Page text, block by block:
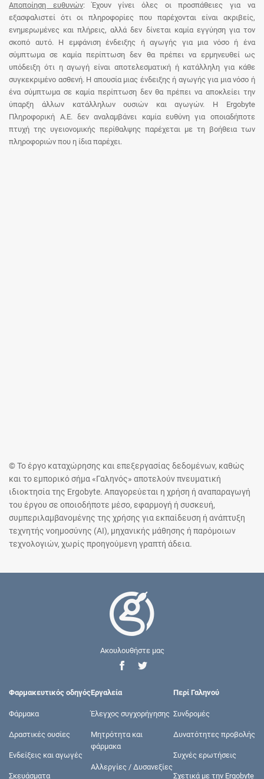
Αποποίηση ευθυνών: Έχουν γίνει όλες οι προσπάθειες για να
εξασφαλιστεί ότι οι πληροφορίες που παρέχονται είναι ακριβείς,
ενημερωμένες και πλήρεις, αλλά δεν δίνεται καμία εγγύηση για τον
σκοπό αυτό. Η εμφάνιση ένδειξης ή αγωγής για μια νόσο ή ένα
σύμπτωμα σε καμία περίπτωση δεν θα πρέπει να ερμηνευθεί ως
υπόδειξη ότι η αγωγή είναι αποτελεσματική ή κατάλληλη για κάθε
συγκεκριμένο ασθενή. Η απουσία μιας ένδειξης ή αγωγής για μια νόσο ή
ένα σύμπτωμα σε καμία περίπτωση δεν θα πρέπει να αποκλείει την
ύπαρξη άλλων κατάλληλων ουσιών και αγωγών. Η Ergobyte
Πληροφορική Α.Ε. δεν αναλαμβάνει καμία ευθύνη για οποιαδήποτε
πτυχή της υγειονομικής περίθαλψης παρέχεται με τη βοήθεια των
πληροφοριών που η ίδια παρέχει.
© Το έργο καταχώρησης και επεξεργασίας δεδομένων, καθώς
και το εμπορικό σήμα «Γαληνός» αποτελούν πνευματική
ιδιοκτησία της Ergobyte. Απαγορεύεται η χρήση ή αναπαραγωγή
του έργου σε οποιοδήποτε μέσο, εφαρμογή ή συσκευή,
συμπεριλαμβανομένης της χρήσης για εκπαίδευση ή ανάπτυξη
τεχνητής νοημοσύνης (AI), μηχανικής μάθησης ή παρόμοιων
τεχνολογιών, χωρίς προηγούμενη γραπτή άδεια.
Ακουλουθήστε μας
Φαρμακευτικός οδηγός
Φάρμακα
Δραστικές ουσίες
Ενδείξεις και αγωγές
Σκευάσματα
Εργαλεία
Έλεγχος συγχορήγησης
Μητρότητα και
φάρμακα
Αλλεργίες / Δυσανεξίες
Περί Γαληνού
Συνδρομές
Δυνατότητες προβολής
Συχνές ερωτήσεις
Σχετικά με την Ergobyte